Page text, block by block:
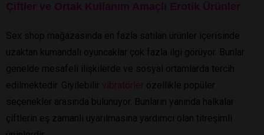
Çiftler ve Ortak Kullanım Amaçlı Erotik Ürünler
Sex shop mağazasında en fazla satılan ürünler içerisinde
uzaktan kumandalı oyuncaklar çok fazla ilgi görüyor. Bunlar
genelde mesafeli ilişkilerde ve sosyal ortamlarda tercih
edilmektedir. Giyilebilir vibratörler özellikle popüler
seçenekler arasında bulunuyor. Bunların yanında halkalar
çiftlerin eş zamanlı uyarılmasına yardımcı olan titreşimli